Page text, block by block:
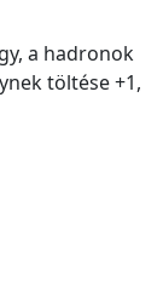
a hadronok
töltése +1,